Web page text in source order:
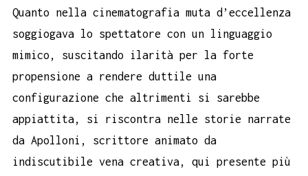
Quanto nella cinematografia muta d’eccellenza
soggiogava lo spettatore con un linguaggio
mimico, suscitando ilarità per la forte
propensione a rendere duttile una
configurazione che altrimenti si sarebbe
appiattita, si riscontra nelle storie narrate
da Apolloni, scrittore animato da
indiscutibile vena creativa, qui presente più